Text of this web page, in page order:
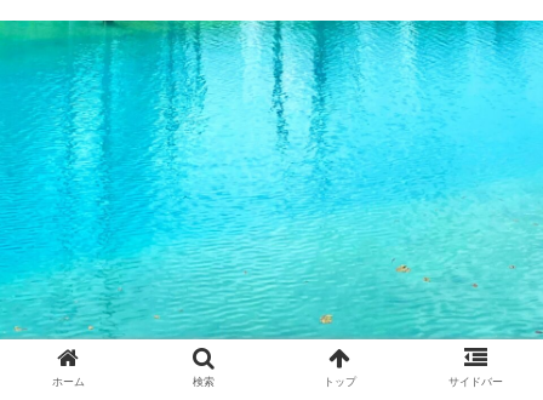
ホーム 検索 トップ サイドバー